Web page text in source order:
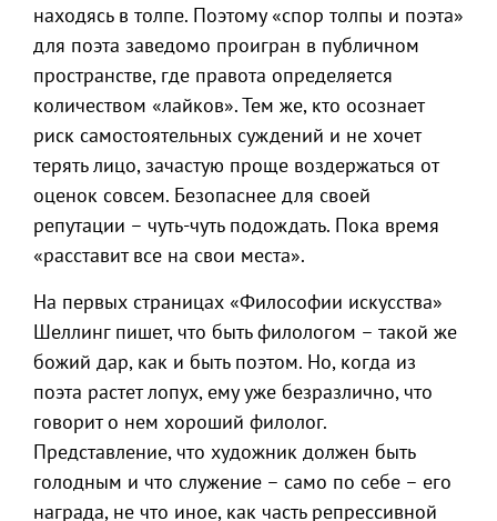
находясь в толпе. Поэтому «спор толпы и поэта»
для поэта заведомо проигран в публичном
пространстве, где правота определяется
количеством «лайков». Тем же, кто осознает
риск самостоятельных суждений и не хочет
терять лицо, зачастую проще воздержаться от
оценок совсем. Безопаснее для своей
репутации – чуть-чуть подождать. Пока время
«расставит все на свои места».
На первых страницах «Философии искусства»
Шеллинг пишет, что быть филологом – такой же
божий дар, как и быть поэтом. Но, когда из
поэта растет лопух, ему уже безразлично, что
говорит о нем хороший филолог.
Представление, что художник должен быть
голодным и что служение – само по себе – его
награда, не что иное, как часть репрессивной